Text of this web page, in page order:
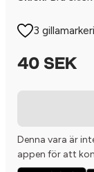
3
40 SEK
Denna vara är
appen för att